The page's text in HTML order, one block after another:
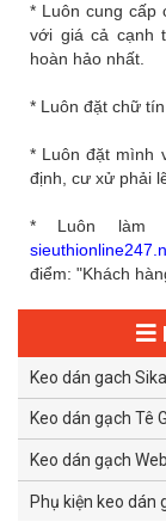
* Luôn cung cấp
với giá cả cạnh
hoàn hảo nhất.
* Luôn đặt chữ
* Luôn đặt mình
định, cư xử phải
* Luôn làm
điểm: "Khách
Keo dán gach Sika
Keo dán gạch Tê
Keo dán gạch
Phụ kiện keo dán